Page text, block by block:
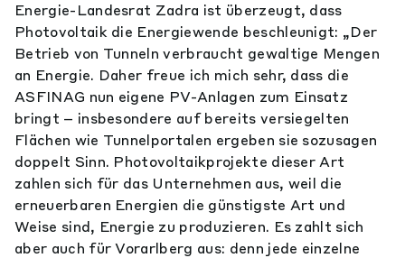
Energie-Landesrat Zadra ist überzeugt, dass
Photovoltaik die Energiewende beschleunigt: „Der
Betrieb von Tunneln verbraucht gewaltige Mengen
an Energie. Daher freue ich mich sehr, dass die
ASFINAG nun eigene PV-Anlagen zum Einsatz
bringt – insbesondere auf bereits versiegelten
Flächen wie Tunnelportalen ergeben sie sozusagen
doppelt Sinn. Photovoltaikprojekte dieser Art
zahlen sich für das Unternehmen aus, weil die
erneuerbaren Energien die günstigste Art und
Weise sind, Energie zu produzieren. Es zahlt sich
aber auch für Vorarlberg aus: denn jede einzelne